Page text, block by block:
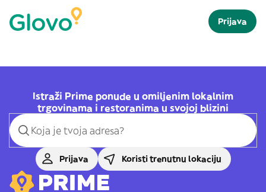
Prijava
Istraži Prime ponude u omiljenim lokalnim
trgovinama i restoranima u svojoj blizini
Prijava Koristi trenutnu lokaciju